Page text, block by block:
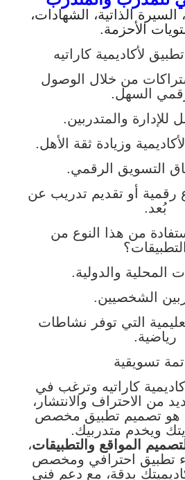
الذاتية، الشهادات،
الأحزمة.
لأكاديمية كاراتيه
من خلال الوصول
السهل.
للإدارة والمتدربين.
وزيادة ثقة الأهل.
التسويق الرقمي.
رقمية أو تقديم تدريب عن
بُعد.
من هذا النوع من
التطبيقات؟
المحلية والدولية.
الشخصيين.
التي توفر نشاطات
رياضية.
تسويقية
كاراتيه وترغب في
من الاحتراف والانتشار،
هو تصميم تطبيق مخصص
ويخدم متدربيك.
المواقع والتطبيقات،
تطبيق احترافي ومخصص
بدقة، مع دعم فني